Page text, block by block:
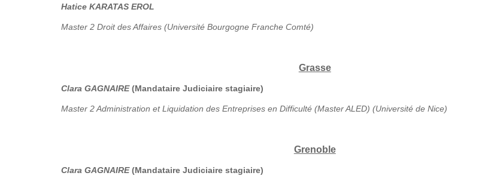
Hatice KARATAS EROL
Master 2 Droit des Affaires (Université Bourgogne Franche Comté)
Grasse
Clara GAGNAIRE(Mandataire Judiciaire stagiaire)
Master 2 Administration et Liquidation des Entreprises en Difficulté (Master ALED) (Université de Nice)
Grenoble
Clara GAGNAIRE(Mandataire Judiciaire stagiaire)